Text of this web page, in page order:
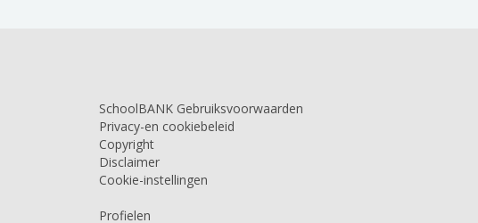
SchoolBANK Gebruiksvoorwaarden
Privacy-en cookiebeleid
Copyright
Disclaimer
Cookie-instellingen
Profielen